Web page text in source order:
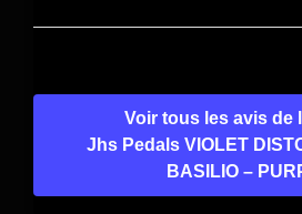
Voir tous les avis de
Jhs Pedals VIOLET
BASILIO –